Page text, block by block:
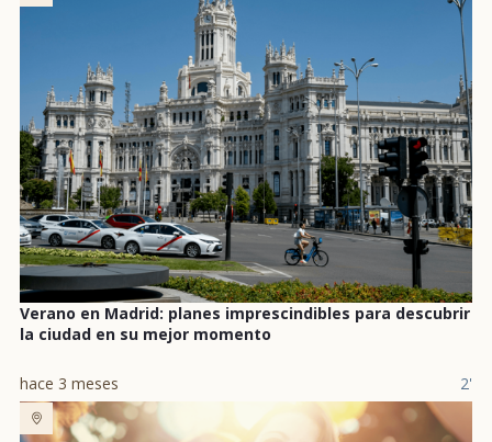
Verano en Madrid: planes imprescindibles para descubrir
la ciudad en su mejor momento
hace 3 meses 2'